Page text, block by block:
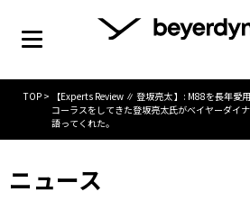
TOP >
【Experts Review ∥ 登坂亮太 】: M88を長年愛
コーラスをしてきた登坂亮太氏がべイヤーダイ
語ってくれた。
ニュース